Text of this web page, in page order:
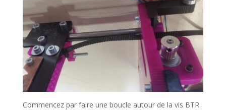
Commencez par faire une boucle autour de la vis BTR